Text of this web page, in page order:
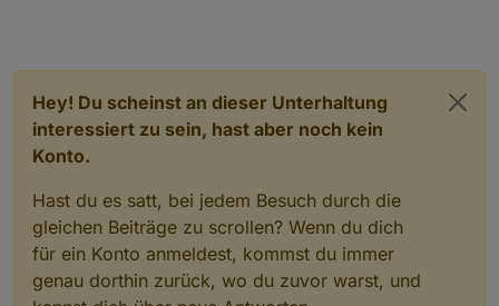
Hey! Du scheinst an dieser Unterhaltung
interessiert zu sein, hast aber noch kein
Konto.
Hast du es satt, bei jedem Besuch durch die
gleichen Beiträge zu scrollen? Wenn du dich
für ein Konto anmeldest, kommst du immer
genau dorthin zurück, wo du zuvor warst, und